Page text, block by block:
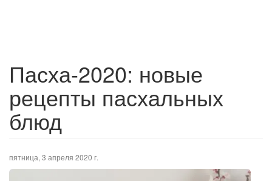
Пасха-2020: новые
рецепты пасхальных
блюд
пятница, 3 апреля 2020 г.